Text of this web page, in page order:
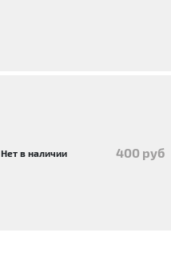
Нет в наличии 400 руб